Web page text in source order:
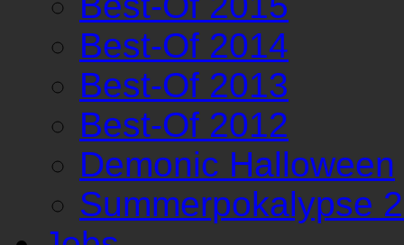
Best-Of 2014
Best-Of 2013
Best-Of 2012
Demonic Halloween
Summerpokalypse